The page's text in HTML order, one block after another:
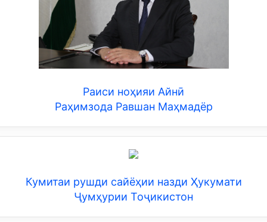
Раиси ноҳияи Айнӣ
Раҳимзода Равшан Маҳмадёр
Кумитаи рушди сайёҳии назди Ҳукумати
Ҷумҳурии Тоҷикистон